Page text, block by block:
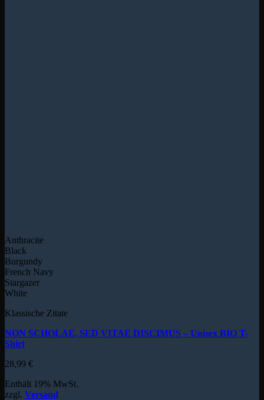
Anthracite
Black
Burgundy
French Navy
Stargazer
White
Klassische Zitate
NON SCHOLAE, SED VITAE DISCIMUS – Unisex BIO T-
Shirt
28,99 €
Enthält 19% MwSt.
zzgl. Versand